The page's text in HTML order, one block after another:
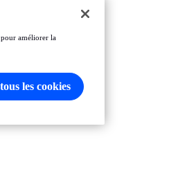
améliorer la
les cookies